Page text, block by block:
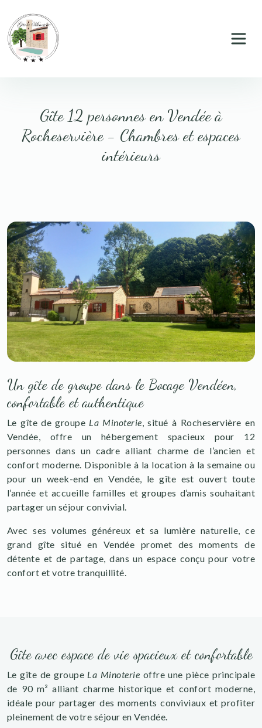
Gîte 12 personnes en Vendée à
Rocheservière - Chambres et espaces
intérieurs
Un gîte de groupe dans le Bocage Vendéen,
confortable et authentique
Le gîte de groupe La Minoterie , situé à Rocheservière en
Vendée, offre un hébergement spacieux pour 12
personnes dans un cadre alliant charme de l’ancien et
confort moderne. Disponible à la location à la semaine ou
pour un week-end en Vendée, le gîte est ouvert toute
l’année et accueille familles et groupes d’amis souhaitant
partager un séjour convivial.
Avec ses volumes généreux et sa lumière naturelle, ce
grand gîte situé en Vendée promet des moments de
détente et de partage, dans un espace conçu pour votre
confort et votre tranquillité.
Gîte avec espace de vie spacieux et confortable
Le gîte de groupe La Minoterie offre une pièce principale
de 90 m² alliant charme historique et confort moderne,
idéale pour partager des moments conviviaux et profiter
pleinement de votre séjour en Vendée.